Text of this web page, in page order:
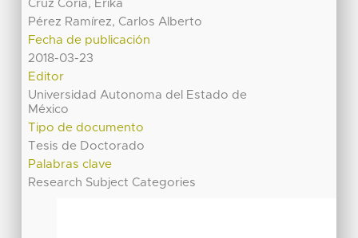
Cruz Coria, Erika
Pérez Ramírez, Carlos Alberto
Fecha de publicación
2018-03-23
Editor
Universidad Autonoma del Estado de
México
Tipo de documento
Tesis de Doctorado
Palabras clave
Research Subject Categories